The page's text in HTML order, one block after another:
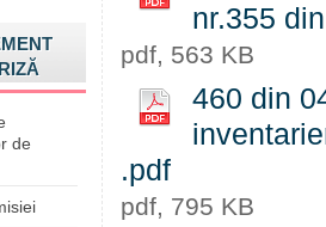
de
nr.355
pdf, 563 KB
460 din
.pdf
pdf, 795 KB